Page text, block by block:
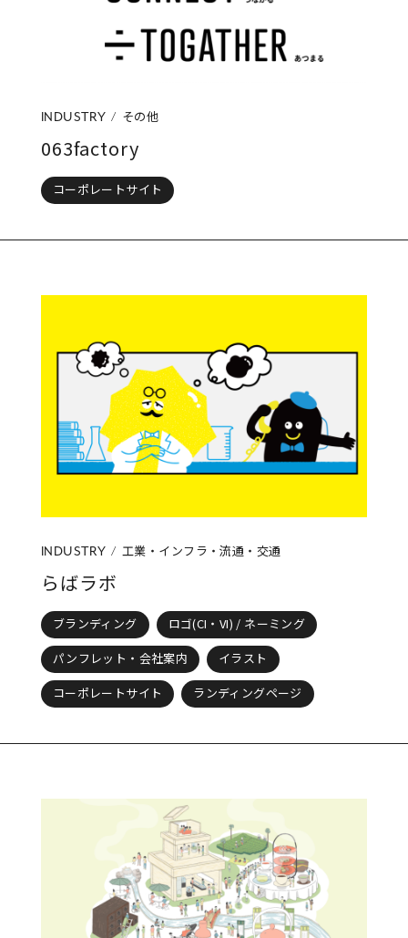
INDUSTRY その他
063factory
コーポレートサイト
INDUSTRY 工業・インフラ・流通・交通
らばラボ
ブランディング
ロゴ(CI・VI) / ネーミング
パンフレット・会社案内
イラスト
コーポレートサイト
ランディングページ